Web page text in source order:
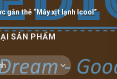
gắn thẻ “Máy xịt lạnh Icool”
SẢN PHẨM